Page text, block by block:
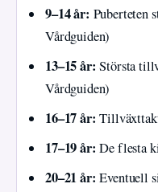
9–14 år: Puberteten
Vårdguiden)
13–15 år: Största
Vårdguiden)
16–17 år:
17–19 år: De flesta
20–21 år: Eventuell